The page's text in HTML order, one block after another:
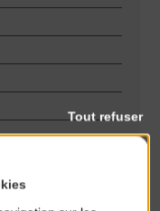
Tout refuser